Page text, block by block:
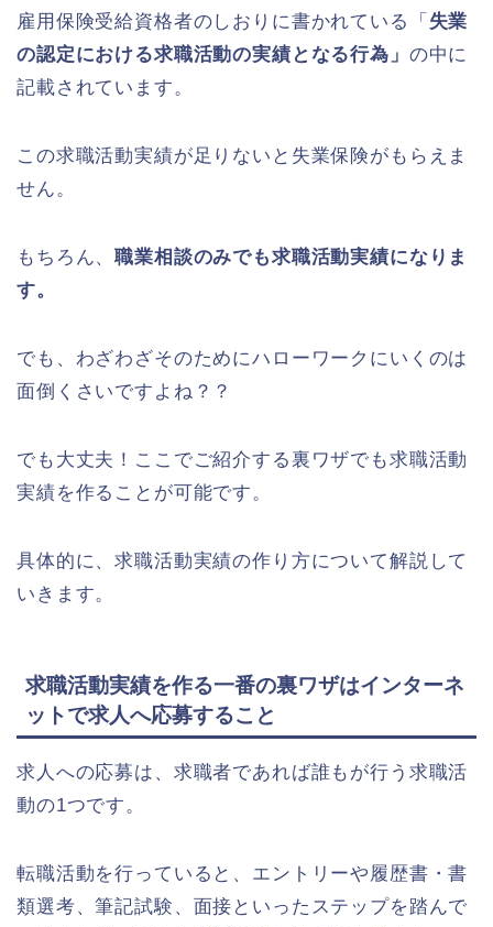
雇用保険受給資格者のしおりに書かれている「 失業
の認定における求職活動の実績となる行為」 の中に
記載されています。
この求職活動実績が足りないと失業保険がもらえま
せん。
もちろん、職業相談のみでも求職活動実績になりま
す。
でも、わざわざそのためにハローワークにいくのは
面倒くさいですよね？？
でも大丈夫！ここでご紹介する裏ワザでも求職活動
実績を作ることが可能です。
具体的に、求職活動実績の作り方について解説して
いきます。
求職活動実績を作る一番の裏ワザはインターネ
ットで求人へ応募すること
求人への応募は、求職者であれば誰もが行う求職活
動の1つです。
転職活動を行っていると、エントリーや履歴書・書
類選考、筆記試験、面接といったステップを踏んで